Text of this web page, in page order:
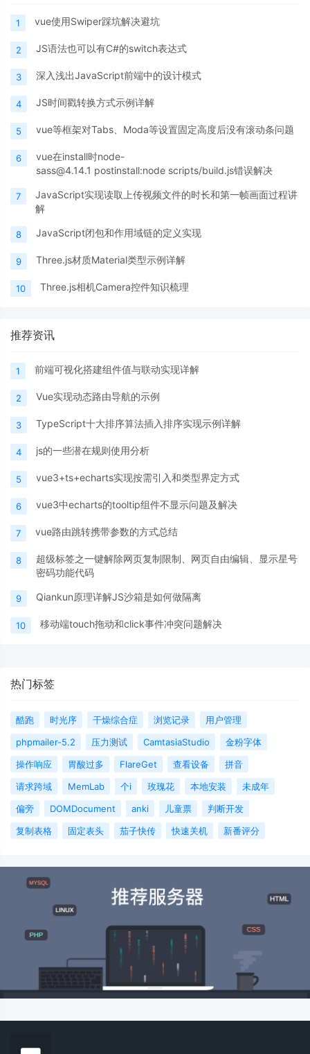
1 vue使用Swiper踩坑解决避坑
2 JS语法也可以有C#的switch表达式
3 深入浅出JavaScript前端中的设计模式
4 JS时间戳转换方式示例详解
5 vue等框架对Tabs、Moda等设置固定高度后没有滚动条问题
6
vue在install时node-
sass@4.14.1 postinstall:node scripts/build.js错误解决
7
JavaScript实现读取上传视频文件的时长和第一帧画面过程讲
解
8 JavaScript闭包和作用域链的定义实现
9 Three.js材质Material类型示例详解
10 Three.js相机Camera控件知识梳理
推荐资讯
1 前端可视化搭建组件值与联动实现详解
2 Vue实现动态路由导航的示例
3 TypeScript十大排序算法插入排序实现示例详解
4 js的一些潜在规则使用分析
5 vue3+ts+echarts实现按需引入和类型界定方式
6 vue3中echarts的tooltip组件不显示问题及解决
7 vue路由跳转携带参数的方式总结
8
超级标签之一键解除网页复制限制、网页自由编辑、显示星号
密码功能代码
9 Qiankun原理详解JS沙箱是如何做隔离
10 移动端touch拖动和click事件冲突问题解决
热门标签
酷跑 时光序 干燥综合症 浏览记录
用户管理
phpmailer-5.2
压力测试 CamtasiaStudio
金粉字体
操作响应
胃酸过多 FlareGet 查看设备
拼音
请求跨域
MemLab 个i 玫瑰花 本地安装
未成年
偏旁
DOMDocument anki 儿童票
判断开发
复制表格
固定表头 茄子快传 快速关机 新番评分